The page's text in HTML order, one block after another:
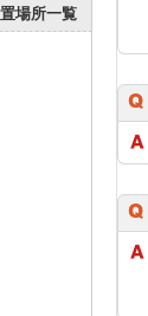
場所一覧